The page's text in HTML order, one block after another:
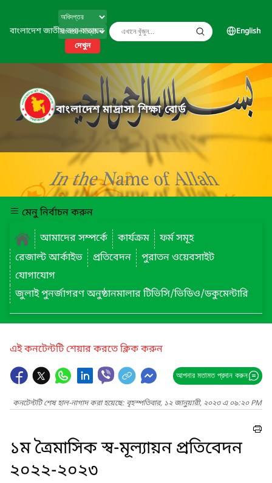
বাংলাদেশ জাতীয় তথ্য বাতায়ন
দেখুন
English
বাংলাদেশ মাদ্রাসা শিক্ষা বোর্ড
মেনু নির্বাচন করুন
আমাদের সম্পর্কে
কার্যক্রম
ফর্ম সমূহ
রেজাল্ট আর্কাইভ
প্রতিবেদন
পুরাতন ওয়েবসাইট
যোগাযোগ
জুলাই পুনর্জাগরণ অনুষ্ঠানমালার টিভিসি/ভিডিও/ডকুমেন্টারি
এই কনটেন্টটি শেয়ার করতে ক্লিক করুন
আপনার মতামত প্রদান করুন
কনটেন্টটি শেষ হাল-নাগাদ করা হয়েছে: বৃহস্পতিবার, ১২ জানুয়ারী, ২০২৩ এ ০৯:২০ PM
১ম ত্রৈমাসিক স্ব-মূল্যায়ন প্রতিবেদন
২০২২-২০২৩